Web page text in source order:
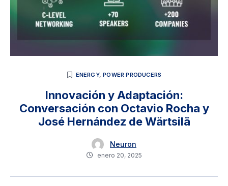
ENERGY,POWER PRODUCERS
Innovación y Adaptación:
Conversación con Octavio Rocha y
José Hernández de Wärtsilä
Neuron
enero 20, 2025